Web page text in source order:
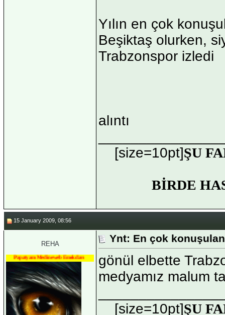
Yılın en çok
Beşiktaş olurken,
Trabzonspor izledi
alıntı
[size=10pt]ŞU
BİRDE
15 January 2009, 08:56
REHA
Papatyam Medineweb Emekdarı
Ynt: En çok
gönül elbette
medyamız malum
[size=10pt]ŞU